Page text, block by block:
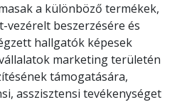
a különböző termékek,
beszerzésére és
hallgatók képesek
marketing területén
támogatására,
asszisztensi tevékenységet